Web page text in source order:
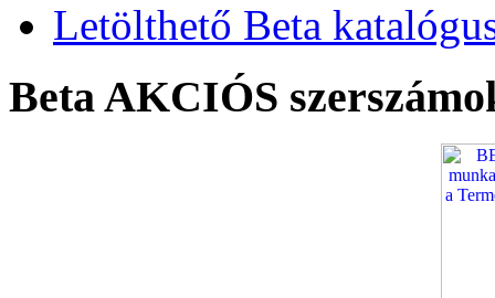
Letölthető Beta
Beta AKCIÓS